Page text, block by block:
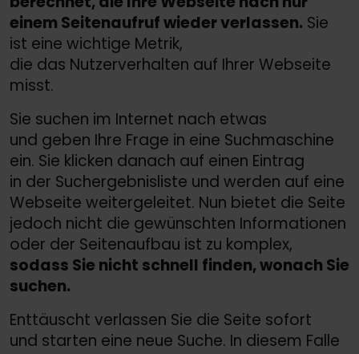
einem Seitenaufruf wieder verlassen. Sie
ist eine wichtige Metrik,
die das Nutzerverhalten auf Ihrer Webseite
misst.
Sie suchen im Internet nach etwas
und geben Ihre Frage in eine Suchmaschine
ein. Sie klicken danach auf einen Eintrag
in der Suchergebnisliste und werden auf eine
Webseite weitergeleitet. Nun bietet die Seite
jedoch nicht die gewünschten Informationen
oder der Seitenaufbau ist zu komplex,
sodass Sie nicht schnell finden, wonach Sie
suchen.
Enttäuscht verlassen Sie die Seite sofort
und starten eine neue Suche. In diesem Falle